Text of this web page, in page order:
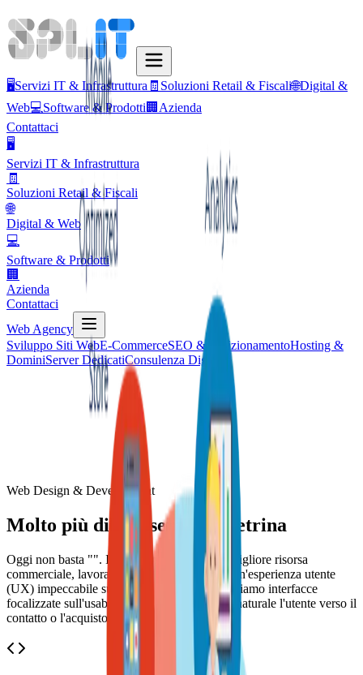
🖥️Servizi IT & Infrastruttura 🧾 Soluzioni Retail & Fiscali🌐Digital &
Web💻Software & Prodotti 🏢 Azienda
Contattaci
🖥️
Servizi IT & Infrastruttura
🧾
Soluzioni Retail & Fiscali
🌐
Digital & Web
💻
Software & Prodotti
🏢
Azienda
Contattaci
Web Agency
Sviluppo Siti WebE-CommerceSEO & PosizionamentoHosting &
DominiServer DedicatiConsulenza Digitale
Web Design & Development
Molto più di una semplice vetrina
Oggi non basta "". Il sito deve essere la tua migliore risorsa
commerciale, lavorare 24 ore su 24 e offrire un'esperienza utente
(UX) impeccabile su ogni dispositivo. Progettiamo interfacce
focalizzate sull'usabilità per guidare in modo naturale l'utente verso il
contatto o l'acquisto.